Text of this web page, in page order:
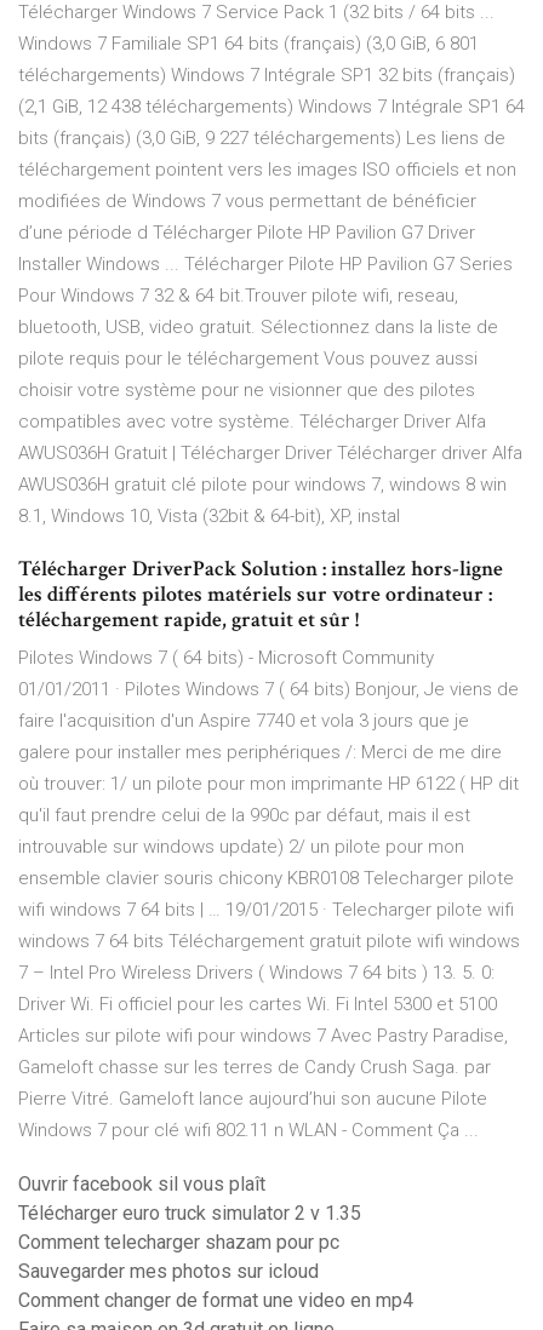
Télécharger Windows 7 Service Pack 1 (32 bits / 64 bits ...
Windows 7 Familiale SP1 64 bits (français) (3,0 GiB, 6 801
téléchargements) Windows 7 Intégrale SP1 32 bits (français)
(2,1 GiB, 12 438 téléchargements) Windows 7 Intégrale SP1 64
bits (français) (3,0 GiB, 9 227 téléchargements) Les liens de
téléchargement pointent vers les images ISO officiels et non
modifiées de Windows 7 vous permettant de bénéficier
d’une période d Télécharger Pilote HP Pavilion G7 Driver
Installer Windows ... Télécharger Pilote HP Pavilion G7 Series
Pour Windows 7 32 & 64 bit.Trouver pilote wifi, reseau,
bluetooth, USB, video gratuit. Sélectionnez dans la liste de
pilote requis pour le téléchargement Vous pouvez aussi
choisir votre système pour ne visionner que des pilotes
compatibles avec votre système. Télécharger Driver Alfa
AWUS036H Gratuit | Télécharger Driver Télécharger driver Alfa
AWUS036H gratuit clé pilote pour windows 7, windows 8 win
8.1, Windows 10, Vista (32bit & 64-bit), XP, instal
Télécharger DriverPack Solution : installez hors-ligne
les différents pilotes matériels sur votre ordinateur :
téléchargement rapide, gratuit et sûr !
Pilotes Windows 7 ( 64 bits) - Microsoft Community
01/01/2011 · Pilotes Windows 7 ( 64 bits) Bonjour, Je viens de
faire l'acquisition d'un Aspire 7740 et vola 3 jours que je
galere pour installer mes periphériques /: Merci de me dire
où trouver: 1/ un pilote pour mon imprimante HP 6122 ( HP dit
qu'il faut prendre celui de la 990c par défaut, mais il est
introuvable sur windows update) 2/ un pilote pour mon
ensemble clavier souris chicony KBR0108 Telecharger pilote
wifi windows 7 64 bits | … 19/01/2015 · Telecharger pilote wifi
windows 7 64 bits Téléchargement gratuit pilote wifi windows
7 – Intel Pro Wireless Drivers ( Windows 7 64 bits ) 13. 5. 0:
Driver Wi. Fi officiel pour les cartes Wi. Fi Intel 5300 et 5100
Articles sur pilote wifi pour windows 7 Avec Pastry Paradise,
Gameloft chasse sur les terres de Candy Crush Saga. par
Pierre Vitré. Gameloft lance aujourd’hui son aucune Pilote
Windows 7 pour clé wifi 802.11 n WLAN - Comment Ça ...
Ouvrir facebook sil vous plaît
Télécharger euro truck simulator 2 v 1.35
Comment telecharger shazam pour pc
Sauvegarder mes photos sur icloud
Comment changer de format une video en mp4